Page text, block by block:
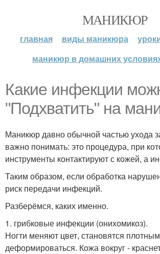
МАНИКЮР
главная виды маникюра
маникюр в домашних
Какие инфекции
"Подхватить" на
Маникюр давно обычной частью ухода
важно понимать: это процедура, при
инструменты контактируют с кожей, а
Таким образом, если обработка
риск передачи инфекций.
Разберёмся, каких именно.
1. грибковые инфекции (онихомикоз).
Ногти меняют цвет, становятся
деформироваться. Кожа вокруг -